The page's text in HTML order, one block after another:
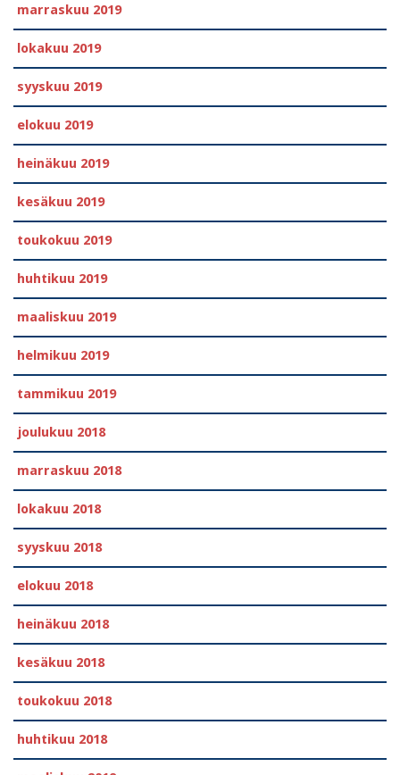
marraskuu 2019
lokakuu 2019
syyskuu 2019
elokuu 2019
heinäkuu 2019
kesäkuu 2019
toukokuu 2019
huhtikuu 2019
maaliskuu 2019
helmikuu 2019
tammikuu 2019
joulukuu 2018
marraskuu 2018
lokakuu 2018
syyskuu 2018
elokuu 2018
heinäkuu 2018
kesäkuu 2018
toukokuu 2018
huhtikuu 2018